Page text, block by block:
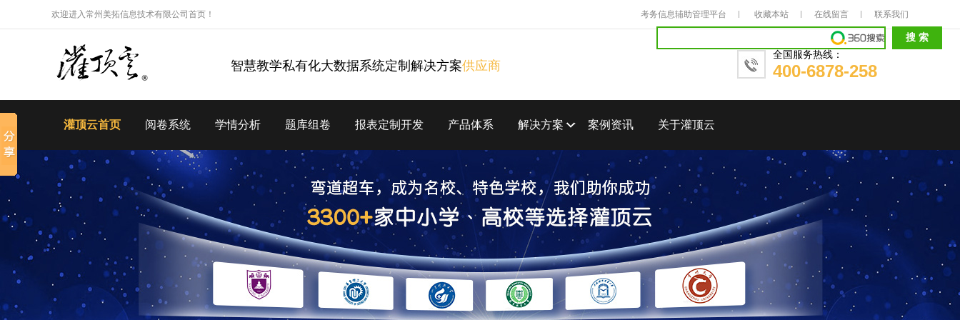
考务信息辅助管理平台 收藏本站 在线留言 联系我们
欢迎进入常州美拓信息技术有限公司首页！
智慧教学私有化大数据系统定制解决方案供应商
全国服务热线：
400-6878-258
灌顶云首页 阅卷系统 学情分析 题库组卷 报表定制开发 产品体系 解决方案 案例资讯 关于灌顶云